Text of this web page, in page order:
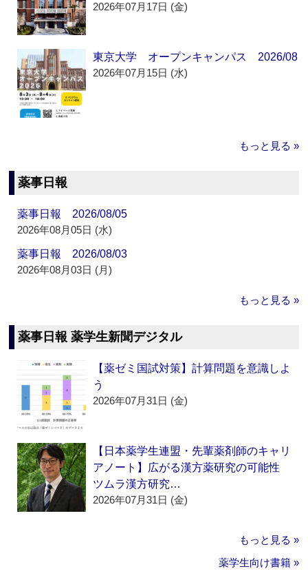
2026年07月17日 (金)
東京大学 オープンキャンパス 2026/08
2026年07月15日 (水)
もっと見る »
薬事日報
薬事日報 2026/08/05
2026年08月05日 (水)
薬事日報 2026/08/03
2026年08月03日 (月)
もっと見る »
薬事日報 薬学生新聞デジタル
【薬ゼミ国試対策】計算問題を意識しよ
う
2026年07月31日 (金)
【日本薬学生連盟・先輩薬剤師のキャリ
アノート】広がる漢方薬研究の可能性
ツムラ漢方研究…
2026年07月31日 (金)
もっと見る »
薬学生向け書籍 »